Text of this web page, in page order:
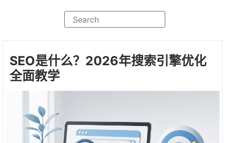
SEO是什么？2026年搜索引擎优化
全面教学